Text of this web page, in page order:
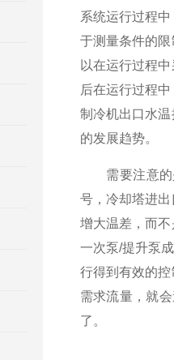
系统运行过程
于测量条件的
以在运行过程
后在运行过程
制冷机出口水
的发展趋势。
需要注意的是
号，冷却塔进
增大温差，而
一次泵/提升泵
行得到有效的
需求流量，就
了。